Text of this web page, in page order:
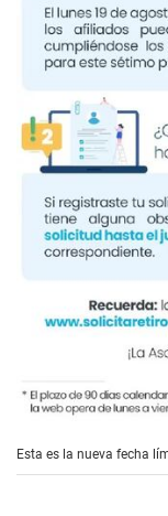
Esta es la nueva fecha